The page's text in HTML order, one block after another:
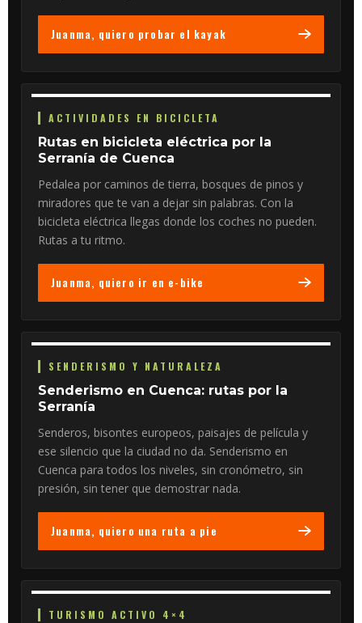
Juanma, quiero probar el kayak
ACTIVIDADES EN BICICLETA
Rutas en bicicleta eléctrica por la
Serranía de Cuenca
Pedalea por caminos de tierra, bosques de pinos y
miradores que te van a dejar sin palabras. Con la
bicicleta eléctrica llegas donde los coches no pueden.
Rutas a tu ritmo.
Juanma, quiero ir en e-bike
SENDERISMO Y NATURALEZA
Senderismo en Cuenca: rutas por la
Serranía
Senderos, bisontes europeos, paisajes de película y
ese silencio que la ciudad no da. Senderismo en
Cuenca para todos los niveles, sin cronómetro, sin
presión, sin tener que demostrar nada.
Juanma, quiero una ruta a pie
TURISMO ACTIVO 4×4